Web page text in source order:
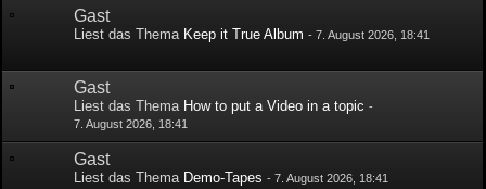
Gast
Liest das Thema Keep it True Album -7. August 2026, 18:41
Gast
Liest das Thema How to put a Video in a topic -
7. August 2026, 18:41
Gast
Liest das Thema Demo-Tapes -7. August 2026, 18:41